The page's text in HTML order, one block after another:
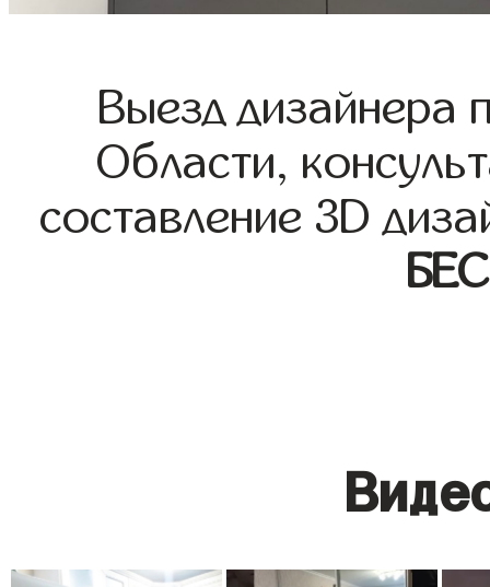
Выезд дизайнера
Области,
составление 3D